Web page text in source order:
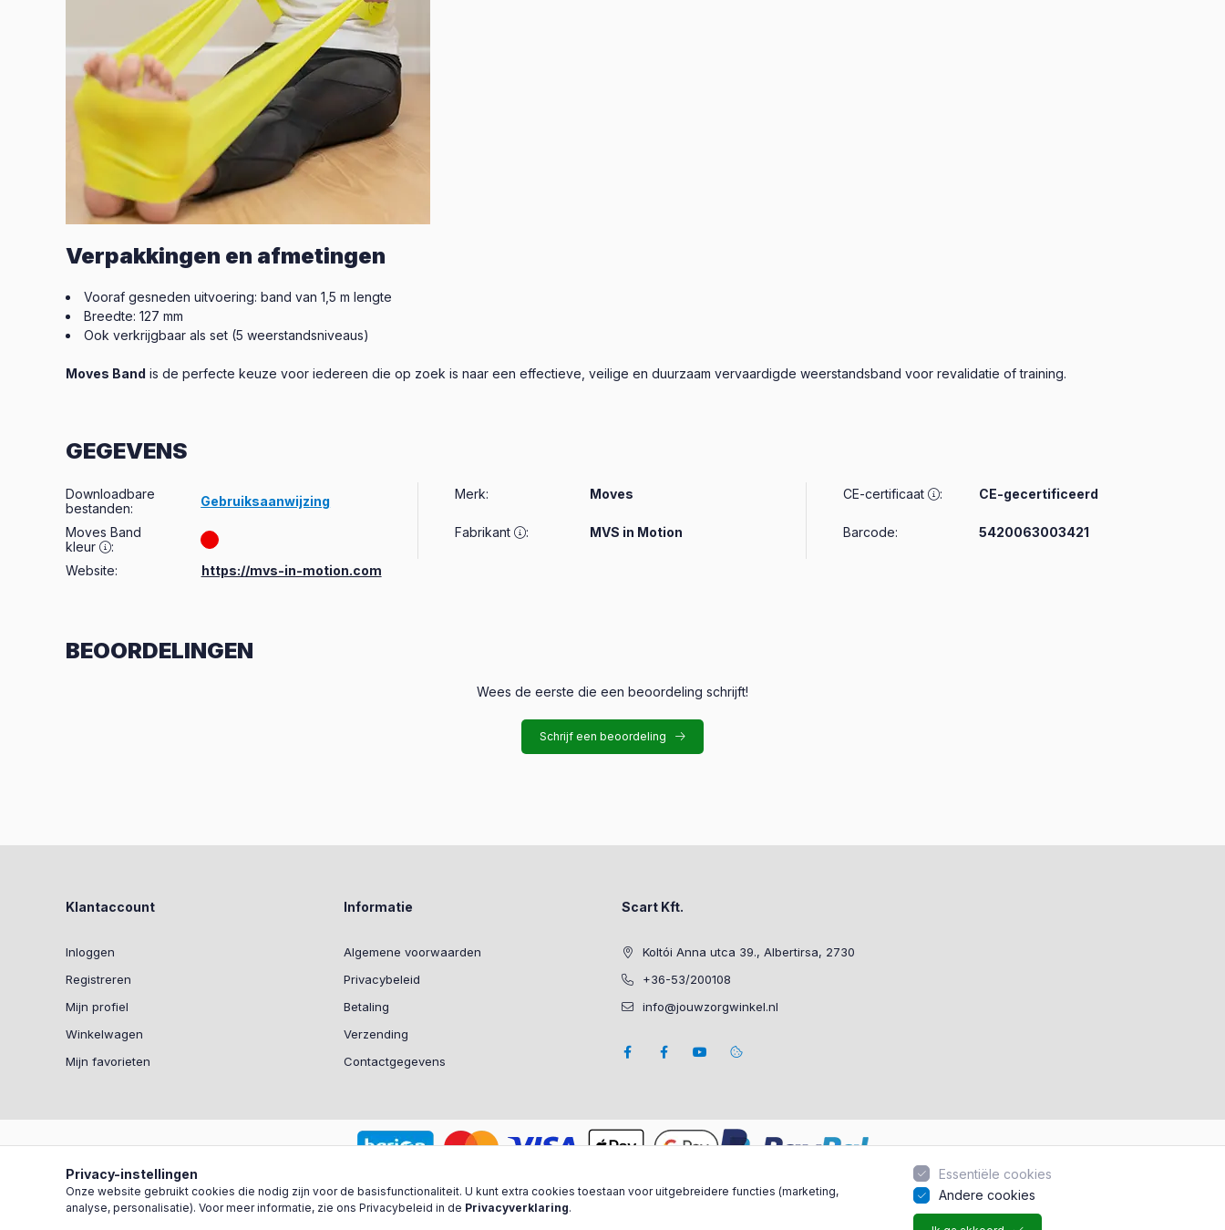
Verpakkingen en afmetingen
Vooraf gesneden uitvoering: band van 1,5 m lengte
Breedte: 127 mm
Ook verkrijgbaar als set (5 weerstandsniveaus)
Moves Band is de perfecte keuze voor iedereen die op zoek is naar een effectieve, veilige en duurzaam vervaardigde weerstandsband voor revalidatie of training.
GEGEVENS
Downloadbare
bestanden: Gebruiksaanwijzing Merk: Moves CE-certificaat : CE-gecertificeerd
Moves Band
kleur
:
Fabrikant : MVS in Motion Barcode: 5420063003421
Website: https://mvs-in-motion.com
BEOORDELINGEN
Wees de eerste die een beoordeling schrijft!
Schrijf een beoordeling
Klantaccount
Inloggen
Registreren
Mijn profiel
Winkelwagen
Mijn favorieten
Informatie
Algemene voorwaarden
Privacybeleid
Betaling
Verzending
Contactgegevens
Scart Kft.
Koltói Anna utca 39., Albertirsa, 2730
+36-53/200108
info@jouwzorgwinkel.nl
Privacy-instellingen
Onze website gebruikt cookies die nodig zijn voor de basisfunctionaliteit. U kunt extra cookies toestaan voor uitgebreidere functies (marketing,
analyse, personalisatie). Voor meer informatie, zie ons Privacybeleid in de Privacyverklaring.
Essentiële cookies
Andere cookies